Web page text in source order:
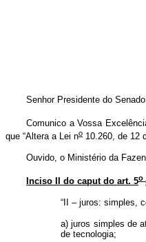
Senhor Presidente do
Comunico a Vossa
que “Altera a Lei no 10.260, de 12
Ouvido, o Ministério da
Inciso II do caput do art. 5o
“II – juros: simples,
a) juros simples de
de tecnologia;